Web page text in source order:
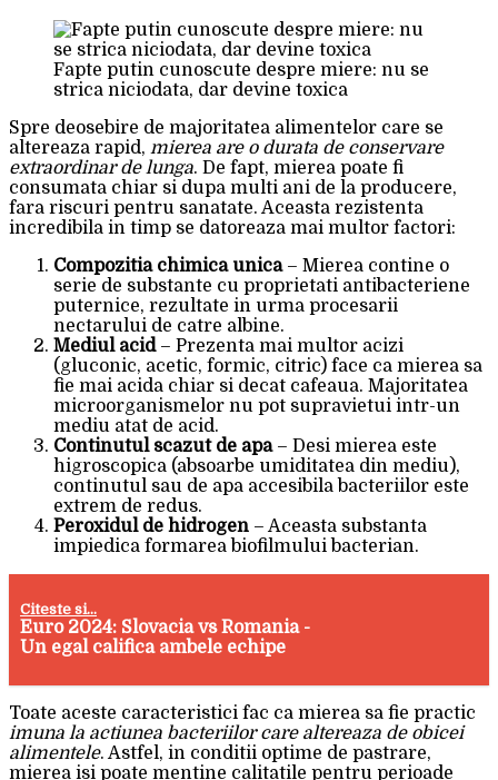
Fapte putin cunoscute despre miere: nu se
strica niciodata, dar devine toxica
Spre deosebire de majoritatea alimentelor care se
altereaza rapid, mierea are o durata de conservare
extraordinar de lunga. De fapt, mierea poate fi
consumata chiar si dupa multi ani de la producere,
fara riscuri pentru sanatate. Aceasta rezistenta
incredibila in timp se datoreaza mai multor factori:
Compozitia chimica unica– Mierea contine o
serie de substante cu proprietati antibacteriene
puternice, rezultate in urma procesarii
nectarului de catre albine.
Mediul acid– Prezenta mai multor acizi
(gluconic, acetic, formic, citric) face ca mierea sa
fie mai acida chiar si decat cafeaua. Majoritatea
microorganismelor nu pot supravietui intr-un
mediu atat de acid.
Continutul scazut de apa– Desi mierea este
higroscopica (absoarbe umiditatea din mediu),
continutul sau de apa accesibila bacteriilor este
extrem de redus.
Peroxidul de hidrogen – Aceasta substanta
impiedica formarea biofilmului bacterian.
Citeste si...
Euro 2024: Slovacia vs Romania -
Un egal califica ambele echipe
Toate aceste caracteristici fac ca mierea sa fie practic
imuna la actiunea bacteriilor care altereaza de obicei
alimentele. Astfel, in conditii optime de pastrare,
mierea isi poate mentine calitatile pentru perioade